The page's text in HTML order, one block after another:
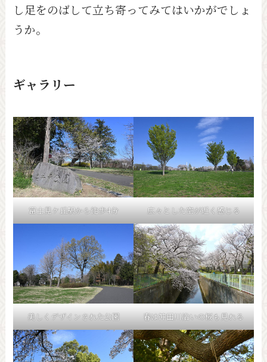
し足をのばして立ち寄ってみてはいかがでしょ
うか。
ギャラリー
富士見ケ丘駅から徒歩4分 広々とした空が近く感じる
美しくデザインされた公園 春は神田川沿いの桜も見れる